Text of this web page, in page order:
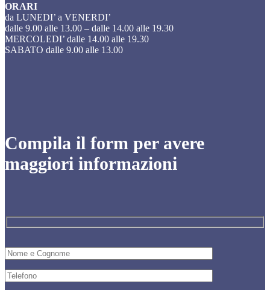
ORARI
da LUNEDI’ a VENERDI’
dalle 9.00 alle 13.00 – dalle 14.00 alle 19.30
MERCOLEDI’ dalle 14.00 alle 19.30
SABATO dalle 9.00 alle 13.00
Compila il form per avere
maggiori informazioni